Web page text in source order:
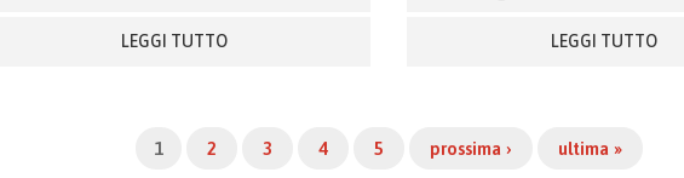
LEGGI TUTTO LEGGI TUTTO
1 2 3 4 5 prossima › ultima »